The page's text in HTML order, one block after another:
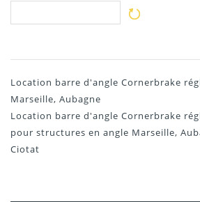
Location barre d'angle Cornerbrake
Marseille, Aubagne
Location barre d'angle Cornerbrake
pour structures en angle Marseille,
Ciotat